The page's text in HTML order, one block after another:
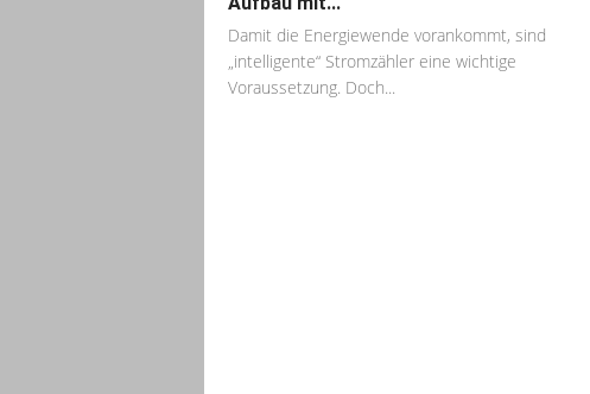
Damit die Energiewende vorankommt, sind
„intelligente“ Stromzähler eine wichtige
Voraussetzung. Doch...